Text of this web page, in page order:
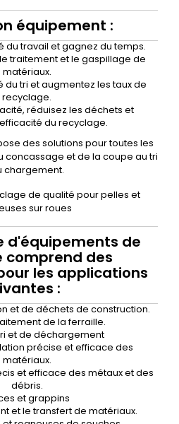
équipement :
du travail et gagnez du temps.
traitement et le gaspillage de
matériaux.
tri et augmentez les taux de
recyclage.
réduisez les déchets et
du recyclage.
des solutions pour toutes les
concassage et de la coupe au tri
chargement.
de qualité pour pelles et
sur roues
d'équipements de
comprend des
les applications
:
et de déchets de construction.
de la ferraille.
et de déchargement
précise et efficace des
matériaux.
et efficace des métaux et des
débris.
et grappins
et le transfert de matériaux.